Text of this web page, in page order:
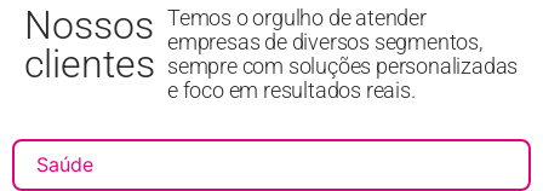
Nossos
clientes
Temos o orgulho de atender
empresas de diversos segmentos,
sempre com soluções personalizadas
e foco em resultados reais.
Saúde